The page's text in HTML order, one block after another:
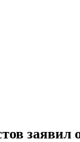
заявил